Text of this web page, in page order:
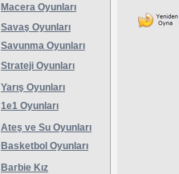
Macera Oyunları
Savaş Oyunları
Savunma Oyunları
Strateji Oyunları
Yarış Oyunları
1e1 Oyunları
Ateş ve Su Oyunları
Basketbol Oyunları
Barbie Kız